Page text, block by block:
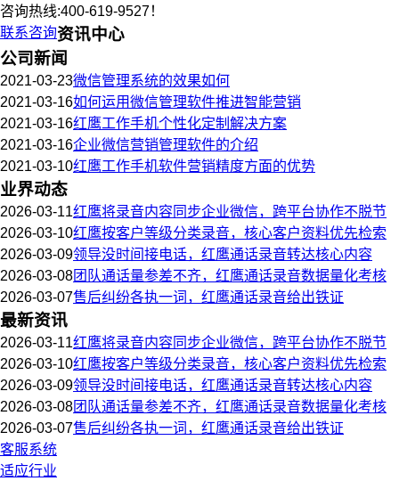
咨询热线:400-619-9527！
联系咨询资讯中心
公司新闻
2021-03-23微信管理系统的效果如何
2021-03-16如何运用微信管理软件推进智能营销
2021-03-16红鹰工作手机个性化定制解决方案
2021-03-16企业微信营销管理软件的介绍
2021-03-10红鹰工作手机软件营销精度方面的优势
业界动态
2026-03-11红鹰将录音内容同步企业微信，跨平台协作不脱节
2026-03-10红鹰按客户等级分类录音，核心客户资料优先检索
2026-03-09领导没时间接电话，红鹰通话录音转达核心内容
2026-03-08团队通话量参差不齐，红鹰通话录音数据量化考核
2026-03-07售后纠纷各执一词，红鹰通话录音给出铁证
最新资讯
2026-03-11红鹰将录音内容同步企业微信，跨平台协作不脱节
2026-03-10红鹰按客户等级分类录音，核心客户资料优先检索
2026-03-09领导没时间接电话，红鹰通话录音转达核心内容
2026-03-08团队通话量参差不齐，红鹰通话录音数据量化考核
2026-03-07售后纠纷各执一词，红鹰通话录音给出铁证
客服系统
适应行业